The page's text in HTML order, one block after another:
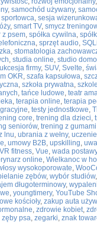
, samochód używany,
, sesja
, smart TV, smycz
z psem, spółka cywilna,
, sprzęt audio,
, stomatologia
, studia online, studio
firmy, SUV, Svelte,
OKR, szafa kapsułowa,
, szkoła prywatna,
, tańce ludowe, teatr
, terapia online, terapia
, testy jednostkowe,
core, trening dla dzieci,
seniorów, trening z gumami
lnu, ubrania z wełny,
, umowy B2B, upskilling,
VR fitness, Vue, wada postawy
online, Wielkanoc w
wysokoporowate,
zębów, wybór studiów
długoterminowy,
, youngtimery, YouTube
kościoły, zakup auta
, zdrowie kobiet,
zęby psa, zegarki, znak